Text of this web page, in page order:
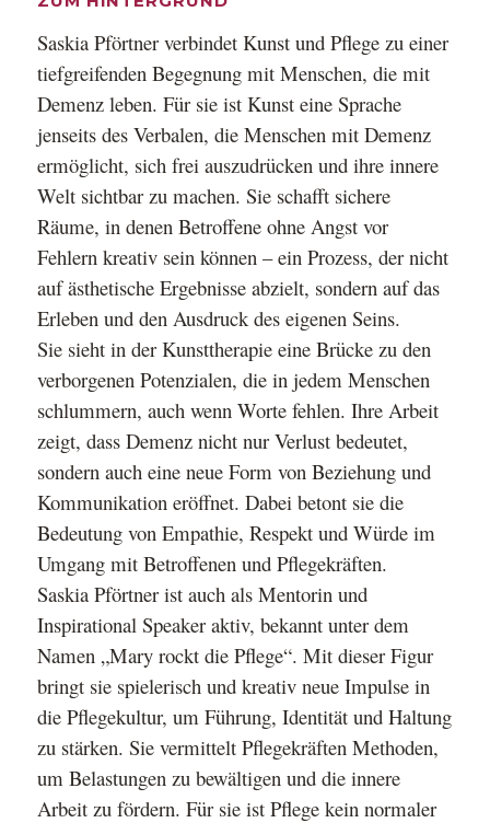
Saskia Pförtner verbindet Kunst und Pflege zu einer
tiefgreifenden Begegnung mit Menschen, die mit
Demenz leben. Für sie ist Kunst eine Sprache
jenseits des Verbalen, die Menschen mit Demenz
ermöglicht, sich frei auszudrücken und ihre innere
Welt sichtbar zu machen. Sie schafft sichere
Räume, in denen Betroffene ohne Angst vor
Fehlern kreativ sein können – ein Prozess, der nicht
auf ästhetische Ergebnisse abzielt, sondern auf das
Erleben und den Ausdruck des eigenen Seins.
Sie sieht in der Kunsttherapie eine Brücke zu den
verborgenen Potenzialen, die in jedem Menschen
schlummern, auch wenn Worte fehlen. Ihre Arbeit
zeigt, dass Demenz nicht nur Verlust bedeutet,
sondern auch eine neue Form von Beziehung und
Kommunikation eröffnet. Dabei betont sie die
Bedeutung von Empathie, Respekt und Würde im
Umgang mit Betroffenen und Pflegekräften.
Saskia Pförtner ist auch als Mentorin und
Inspirational Speaker aktiv, bekannt unter dem
Namen „Mary rockt die Pflege“. Mit dieser Figur
bringt sie spielerisch und kreativ neue Impulse in
die Pflegekultur, um Führung, Identität und Haltung
zu stärken. Sie vermittelt Pflegekräften Methoden,
um Belastungen zu bewältigen und die innere
Arbeit zu fördern. Für sie ist Pflege kein normaler